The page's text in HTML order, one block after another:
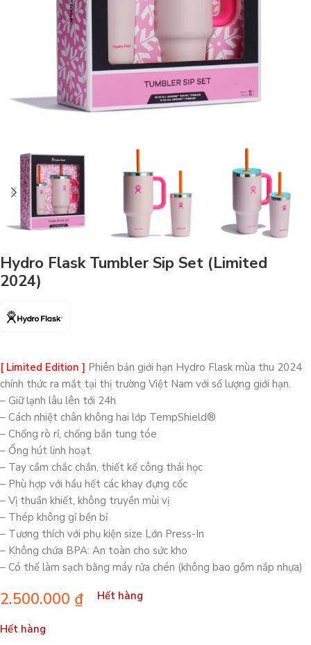
Hydro Flask Tumbler Sip Set (Limited
2024)
[ Limited Edition ] Phiên bản giới hạn Hydro Flask mùa thu 2024
chính thức ra mắt tại thị trường Việt Nam với số lượng giới hạn.
– Giữ lạnh lâu lên tới 24h
– Cách nhiệt chân không hai lớp TempShield®️
– Chống rò rỉ, chống bắn tung tóe
– Ống hút linh hoạt
– Tay cầm chắc chắn, thiết kế công thái học
– Phù hợp với hầu hết các khay đựng cốc
– Vị thuần khiết, không truyền mùi vị
– Thép không gỉ bền bỉ
– Tương thích với phụ kiện size Lớn Press-In
– Không chứa BPA: An toàn cho sức kho
– Có thể làm sạch bằng máy rửa chén (không bao gồm nắp nhựa)
2.500.000 ₫ Hết hàng
Hết hàng